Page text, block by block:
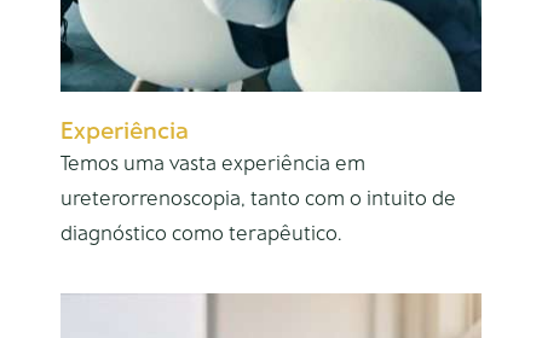
Experiência
Temos uma vasta experiência em
ureterorrenoscopia, tanto com o intuito de
diagnóstico como terapêutico.